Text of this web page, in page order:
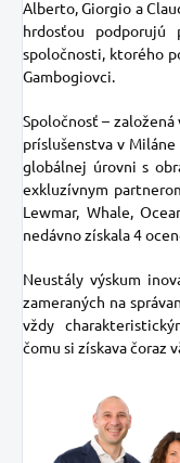
Alberto, Giorgio a
hrdosťou podporujú
spoločnosti, ktorého
Gambogiovci.
Spoločnosť –
príslušenstva v
globálnej úrovni s
exkluzívnym
Lewmar, Whale,
nedávno získala 4
Neustály výskum
zameraných na
vždy
čomu si získava čoraz